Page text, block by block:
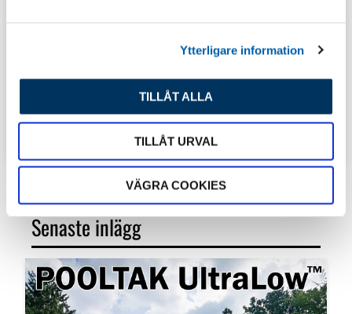
Ytterligare information
TILLÅT ALLA
TILLÅT URVAL
VÄGRA COOKIES
TIPS & INSPIRATION
Senaste inlägg